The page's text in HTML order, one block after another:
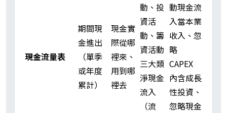
現金流量表
期間現
金進出
（單季
或年度
累計）
現金實
際從哪
裡來、
用到哪
裡去
動、投
資活
動、籌
資活動
三大類
淨現金
流入
（流
動現金流
入當本業
收入、忽
略
CAPEX
內含成長
性投資、
忽略現金